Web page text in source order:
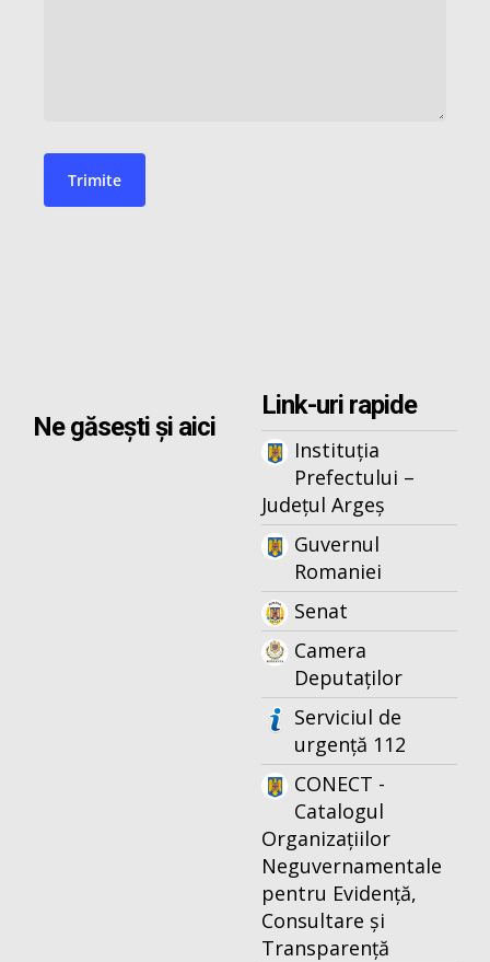
Ne găsești și aici
Link-uri rapide
Instituția
Prefectului –
Județul Argeș
Guvernul
Romaniei
Senat
Camera
Deputaților
Serviciul de
urgență 112
CONECT -
Catalogul
Organizațiilor
Neguvernamentale
pentru Evidență,
Consultare și
Transparență